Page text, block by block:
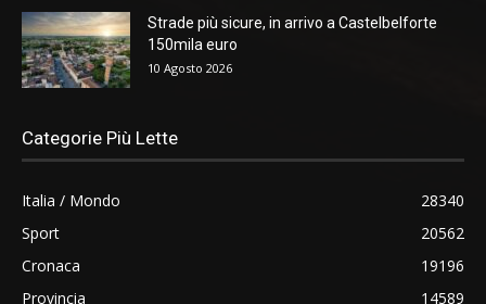
Strade più sicure, in arrivo a Castelbelforte
150mila euro
10 Agosto 2026
Categorie Più Lette
Italia / Mondo
28340
Sport
20562
Cronaca
19196
Provincia
14589